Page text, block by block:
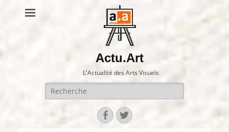
Actu.Art
L'Actualité des Arts Visuels
Recherche
pour:
Facebook
Twitter